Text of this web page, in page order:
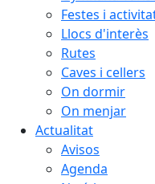
Festes i
Llocs d'interès
Rutes
Caves i cellers
On dormir
On menjar
Actualitat
Avisos
Agenda